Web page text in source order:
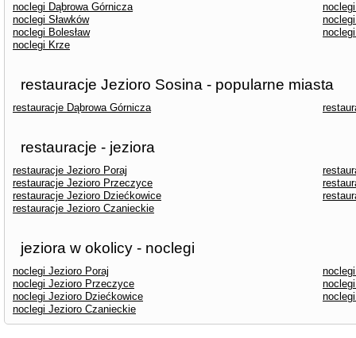
noclegi Dąbrowa Górnicza
noclegi Sławków
noclegi Bolesław
noclegi Krze
restauracje Jezioro Sosina - popularne miasta
restauracje Dąbrowa Górnicza
restauracje - jeziora
restauracje Jezioro Poraj
restauracje Jezioro Przeczyce
restauracje Jezioro Dziećkowice
restauracje Jezioro Czanieckie
jeziora w okolicy - noclegi
noclegi Jezioro Poraj
noclegi Jezioro Przeczyce
noclegi Jezioro Dziećkowice
noclegi Jezioro Czanieckie